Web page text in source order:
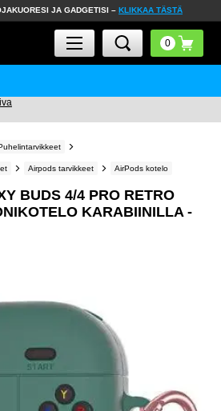
JA GADGETISI – KLIKKAA TÄSTÄ
Airpods tarvikkeet AirPods kotelo
BUDS 4/4 PRO RETRO
KARABIINILLA -